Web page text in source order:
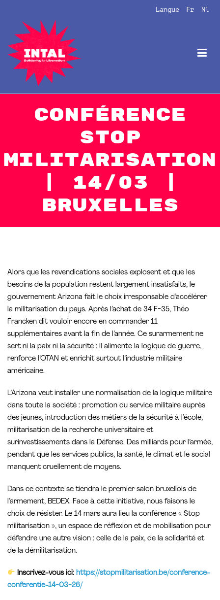
Langue Fr Nl
Intal
Globalize Solidarity!
Conférence
Stop
Militarisation
| 14/03 |
Bruxelles
Alors que les revendications sociales explosent et que les
besoins de la population restent largement insatisfaits, le
gouvernement Arizona fait le choix irresponsable d’accélérer
la militarisation du pays. Après l’achat de 34 F-35, Théo
Francken dit vouloir encore en commander 11
supplémentaires avant la fin de l’année. Ce surarmement ne
sert ni la paix ni la sécurité : il alimente la logique de guerre,
renforce l’OTAN et enrichit surtout l’industrie militaire
américaine.
L’Arizona veut installer une normalisation de la logique militaire
dans toute la société : promotion du service militaire auprès
des jeunes, introduction des métiers de la sécurité à l’école,
militarisation de la recherche universitaire et
surinvestissements dans la Défense. Des milliards pour l’armée,
pendant que les services publics, la santé, le climat et le social
manquent cruellement de moyens.
Dans ce contexte se tiendra le premier salon bruxellois de
l’armement, BEDEX. Face à cette initiative, nous faisons le
choix de résister. Le 14 mars aura lieu la conférence « Stop
militarisation », un espace de réflexion et de mobilisation pour
défendre une autre vision : celle de la paix, de la solidarité et
de la démilitarisation.
Inscrivez-vous ici:https://stopmilitarisation.be/conference-
conferentie-14-03-26/